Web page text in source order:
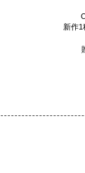
新作1